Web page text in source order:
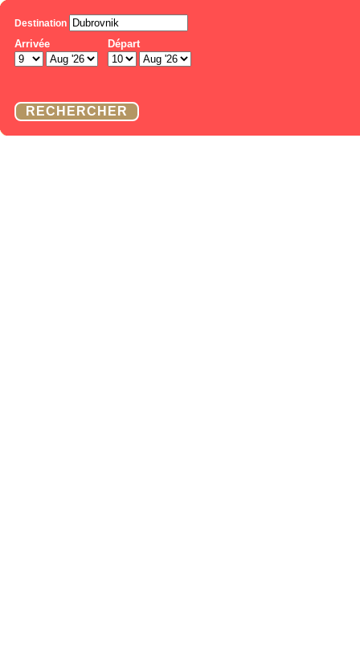
Destination
Arrivée Départ
RECHERCHER